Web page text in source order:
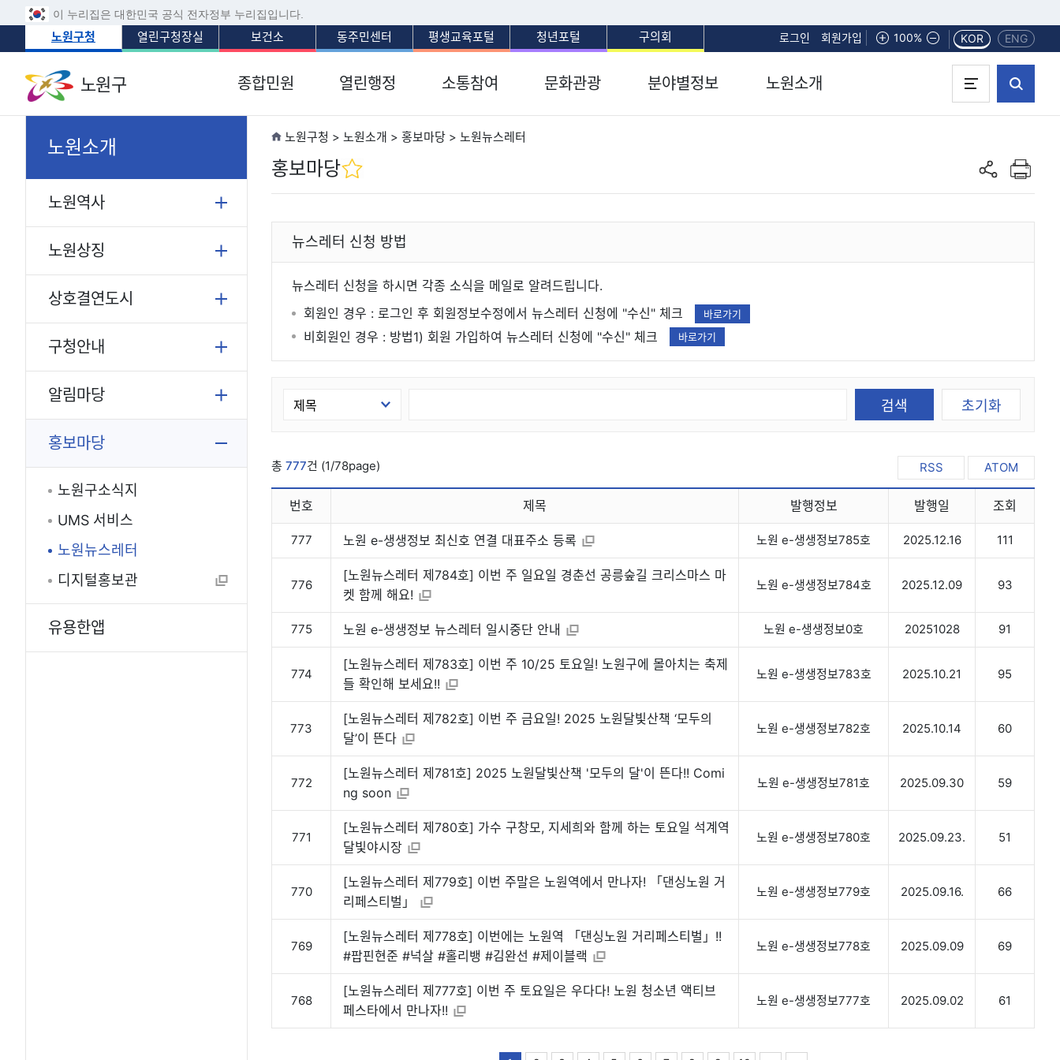
이 누리집은 대한민국 공식 전자정부 누리집입니다.
노원구청 열린구청장실 보건소 동주민센터 평생교육포털 청년포털 구의회 로그인 회원가입 화면확대
100% 화면축소KOR ENG
노원구 종합민원 열린행정 소통참여 문화관광 분야별정보 노원소개
노원소개
노원역사
노원상징
상호결연도시
구청안내
알림마당
홍보마당
노원구소식지
UMS 서비스
노원뉴스레터
디지털홍보관
유용한앱
노원구청 > 노원소개 > 홍보마당 > 노원뉴스레터
홍보마당
공유하기
인쇄하기
뉴스레터 신청 방법
뉴스레터 신청을 하시면 각종 소식을 메일로 알려드립니다.
회원인 경우 : 로그인 후 회원정보수정에서 뉴스레터 신청에 "수신" 체크
바로가기
비회원인 경우 : 방법1) 회원 가입하여 뉴스레터 신청에 "수신" 체크 바로가기
검색 초기화
총 777건 (1/78page) RSS ATOM
번호 제목 발행정보 발행일 조회
777 노원 e-생생정보 최신호 연결 대표주소 등록 노원 e-생생정보785호 2025.12.16 111
776
[노원뉴스레터 제784호] 이번 주 일요일 경춘선 공릉숲길 크리스마스 마
켓 함께 해요!
노원 e-생생정보784호 2025.12.09 93
775 노원 e-생생정보 뉴스레터 일시중단 안내 노원 e-생생정보0호 20251028 91
774
[노원뉴스레터 제783호] 이번 주 10/25 토요일! 노원구에 몰아치는 축제
들 확인해 보세요!!
노원 e-생생정보783호 2025.10.21 95
773
[노원뉴스레터 제782호] 이번 주 금요일! 2025 노원달빛산책 ‘모두의
달’이 뜬다
노원 e-생생정보782호 2025.10.14 60
772
[노원뉴스레터 제781호] 2025 노원달빛산책 '모두의 달'이 뜬다!! Comi
ng soon
노원 e-생생정보781호 2025.09.30 59
771
[노원뉴스레터 제780호] 가수 구창모, 지세희와 함께 하는 토요일 석계역
달빛야시장
노원 e-생생정보780호 2025.09.23. 51
770
[노원뉴스레터 제779호] 이번 주말은 노원역에서 만나자! 「댄싱노원 거
리페스티벌」
노원 e-생생정보779호 2025.09.16. 66
769
[노원뉴스레터 제778호] 이번에는 노원역 「댄싱노원 거리페스티벌」!!
#팝핀현준 #넉살 #홀리뱅 #김완선 #제이블랙
노원 e-생생정보778호 2025.09.09 69
768
[노원뉴스레터 제777호] 이번 주 토요일은 우다다! 노원 청소년 액티브
페스타에서 만나자!!
노원 e-생생정보777호 2025.09.02 61